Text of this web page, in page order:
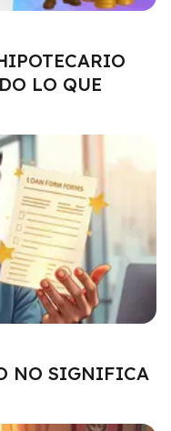
LO QUE
NO SIGNIFICA